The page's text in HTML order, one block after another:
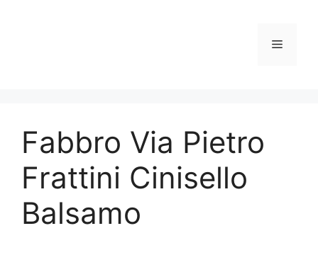
Menu
Fabbro Via Pietro
Frattini Cinisello
Balsamo